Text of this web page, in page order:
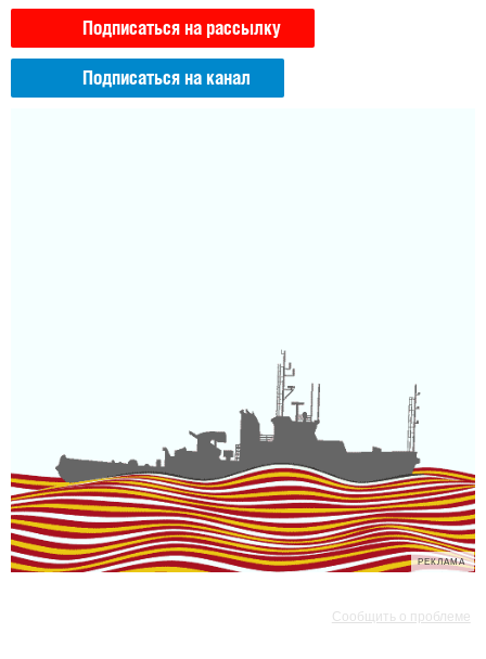
Подписаться на рассылку
Подписаться на канал
РЕКЛАМА
Сообщить о проблеме